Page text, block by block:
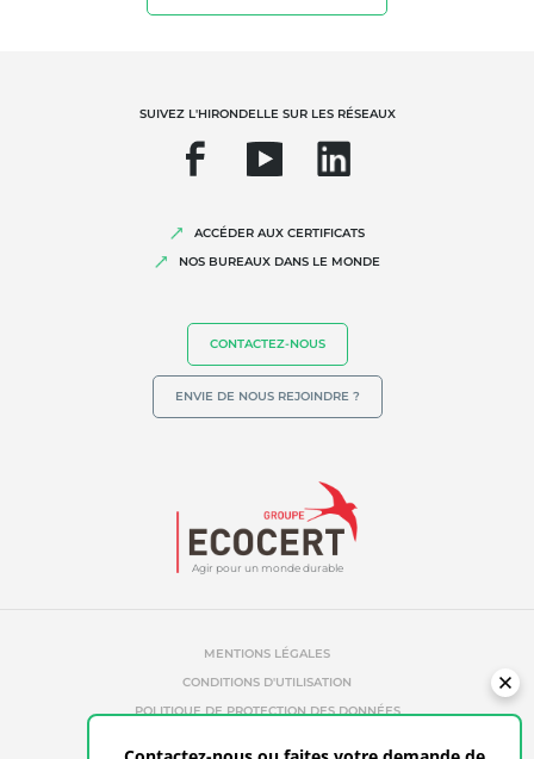
Agriculture biologique
Commerce équitable
Qualité et securité alimentaire
Responsabilité sociétale des entreprises
Allégations environnementales
Agir pour un monde durable
SUIVEZ L'HIRONDELLE SUR LES RÉSEAUX
ACCÉDER AUX CERTIFICATS
NOS BUREAUX DANS LE MONDE
CONTACTEZ-NOUS
ENVIE DE NOUS REJOINDRE ?
MENTIONS LÉGALES
CONDITIONS D'UTILISATION
POLITIQUE DE PROTECTION DES DONNÉES